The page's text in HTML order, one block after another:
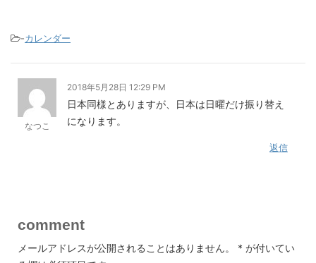
-カレンダー
なつこ
2018年5月28日 12:29 PM
日本同様とありますが、日本は日曜だけ振り替え
になります。
返信
comment
メールアドレスが公開されることはありません。 * が付いてい